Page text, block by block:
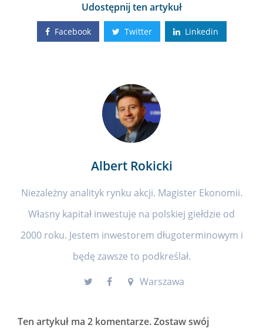
Udostępnij ten artykuł
Facebook Twitter Linkedin
Albert Rokicki
Niezależny analityk rynku akcji. Magister Ekonomii.
Własny kapitał inwestuje na polskiej giełdzie od
2000 roku. Jestem inwestorem długoterminowym i
będę zawsze to podkreślał.
Warszawa
Ten artykuł ma 2 komentarze. Zostaw swój